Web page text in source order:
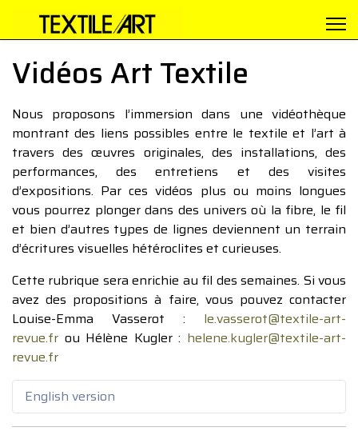
Vidéos Art Textile
Nous proposons l’immersion dans une vidéothèque
montrant des liens possibles entre le textile et l’art à
travers des œuvres originales, des installations, des
performances, des entretiens et des visites
d’expositions. Par ces vidéos plus ou moins longues
vous pourrez plonger dans des univers où la fibre, le fil
et bien d’autres types de lignes deviennent un terrain
d’écritures visuelles hétéroclites et curieuses.
Cette rubrique sera enrichie au fil des semaines. Si vous
avez des propositions à faire, vous pouvez contacter
Louise-Emma Vasserot : le.vasserot@textile-art-
revue.fr ou Hélène Kugler : helene.kugler@textile-art-
revue.fr
English version